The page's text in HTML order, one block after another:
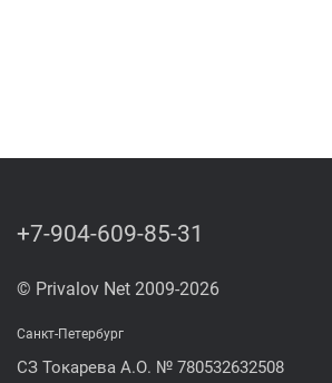
+7-904-609-85-31
© Privalov Net 2009-2026
Санкт-Петербург
СЗ Токарева А.О. № 780532632508